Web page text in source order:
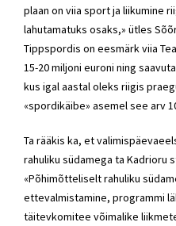
plaan on viia sport ja liikumine
lahutamatuks osaks,» ütles
Tippspordis on eesmärk viia
15-20 miljoni euroni ning
kus igal aastal oleks riigis
«spordikäibe» asemel see arv
Ta rääkis ka, et
rahuliku südamega ta Kadrioru
«Põhimõtteliselt rahuliku
ettevalmistamine, programmi
täitevkomitee võimalike